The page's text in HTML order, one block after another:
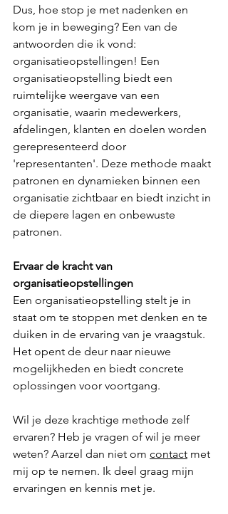
Dus, hoe stop je met nadenken en
kom je in beweging? Een van de
antwoorden die ik vond:
organisatieopstellingen! Een
organisatieopstelling biedt een
ruimtelijke weergave van een
organisatie, waarin medewerkers,
afdelingen, klanten en doelen worden
gerepresenteerd door
'representanten'. Deze methode maakt
patronen en dynamieken binnen een
organisatie zichtbaar en biedt inzicht in
de diepere lagen en onbewuste
patronen.
Ervaar de kracht van
organisatieopstellingen
Een organisatieopstelling stelt je in
staat om te stoppen met denken en te
duiken in de ervaring van je vraagstuk.
Het opent de deur naar nieuwe
mogelijkheden en biedt concrete
oplossingen voor voortgang.
Wil je deze krachtige methode zelf
ervaren? Heb je vragen of wil je meer
weten? Aarzel dan niet om contact met
mij op te nemen. Ik deel graag mijn
ervaringen en kennis met je.